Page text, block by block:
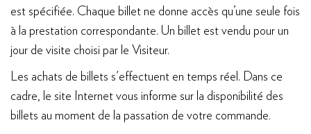
est spécifiée. Chaque billet ne donne accès qu’une seule fois
à la prestation correspondante. Un billet est vendu pour un
jour de visite choisi par le Visiteur.
Les achats de billets s'effectuent en temps réel. Dans ce
cadre, le site Internet vous informe sur la disponibilité des
billets au moment de la passation de votre commande.